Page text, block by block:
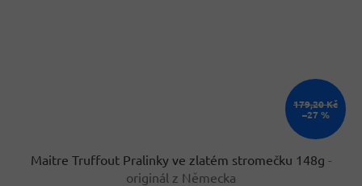
179,20 Kč
–27 %
Maitre Truffout Pralinky ve zlatém stromečku 148g -
originál z Německa